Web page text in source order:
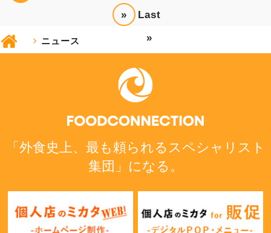
» Last
»
ニュース
「外食史上、最も頼られるスペシャリスト
集団」になる。